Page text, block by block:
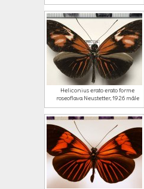
Heliconius erato erato forme
roseoflava Neustetter, 1926 mâle